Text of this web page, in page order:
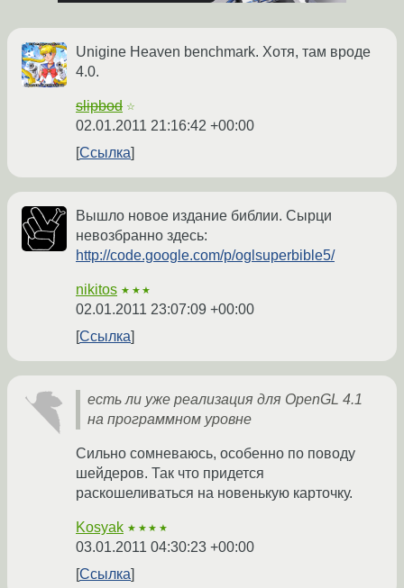
Unigine Heaven benchmark. Хотя, там вроде
4.0.
slipbod ☆
02.01.2011 21:16:42 +00:00
Ссылка
Вышло новое издание библии. Сырци
невозбранно здесь:
http://code.google.com/p/oglsuperbible5/
nikitos ★★★
02.01.2011 23:07:09 +00:00
Ссылка
есть ли уже реализация для OpenGL 4.1
на программном уровне
Сильно сомневаюсь, особенно по поводу
шейдеров. Так что придется
раскошеливаться на новенькую карточку.
Kosyak ★★★★
03.01.2011 04:30:23 +00:00
Ссылка